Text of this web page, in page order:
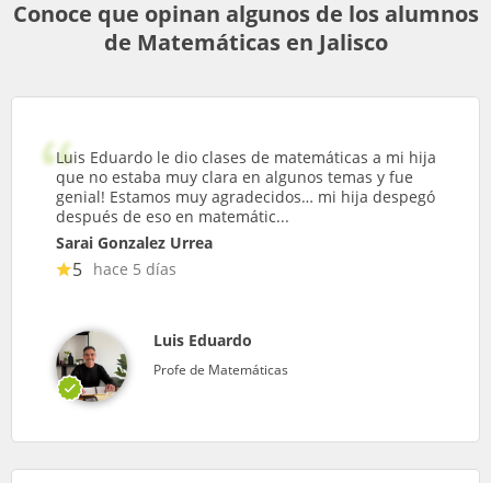
Conoce que opinan algunos de los alumnos
de Matemáticas en Jalisco
Luis Eduardo le dio clases de matemáticas a mi hija
que no estaba muy clara en algunos temas y fue
genial! Estamos muy agradecidos… mi hija despegó
después de eso en matemátic...
Sarai Gonzalez Urrea
5 hace 5 días
Luis Eduardo
Profe de Matemáticas